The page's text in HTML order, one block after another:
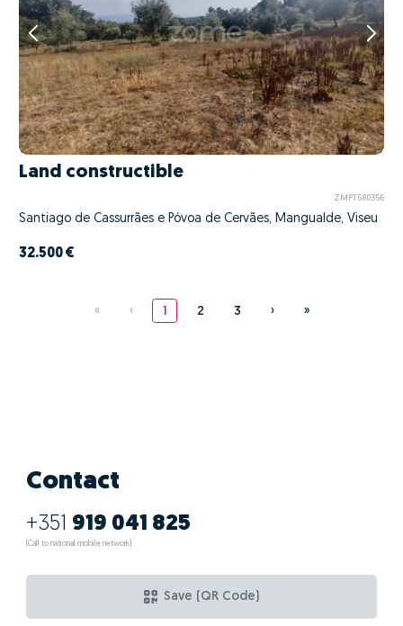
Land constructible
ZMPT580356
Santiago de Cassurrães e Póvoa de Cervães, Mangualde, Viseu
32.500 €
« ‹ 1 2 3 › »
Contact
+351 919 041 825
(Call to national mobile network)
Save (QR Code)